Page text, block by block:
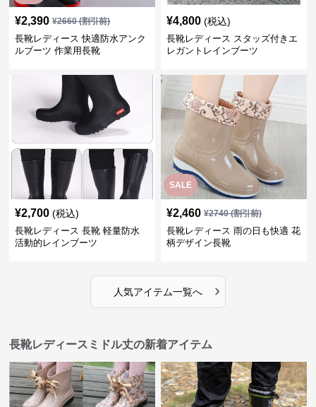
¥2,390 ¥2660(割引前)
長靴レディース 快適防水アンク
ルブーツ 作業用長靴
¥4,800 (税込)
長靴レディース スタッズ付きエ
レガントレインブーツ
¥2,700 (税込)
長靴レディース 長靴 軽量防水
活動的レインブーツ
SALE
¥2,460 ¥2740(割引前)
長靴レディース 雨の日も快適 花
柄デザイン長靴
人気アイテム一覧へ ›
長靴レディースミドル丈の新着アイテム